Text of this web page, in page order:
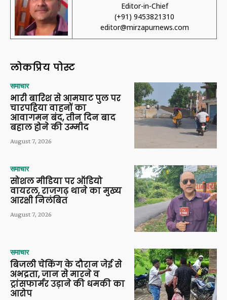
Editor-in-Chief
(+91) 9453821310
editor@mirzapurnews.com
लोकप्रिय पोस्ट
समाचार
भारी बारिश से आमघाट पुल पर
चारपहिया वाहनों का
आवागमन बंद, तीन दिन बाद
बहाल होने की उम्मीद
August 7, 2026
समाचार
सोशल मीडिया पर ऑडियो
वायरल, राजगढ़ थाने का मुख्य
आरक्षी निलंबित
August 7, 2026
समाचार
बिजली चेकिंग के दौरान जेई से
अभद्रता, जान से मारने व
ट्रांसफार्मर उड़ाने की धमकी का
आरोप